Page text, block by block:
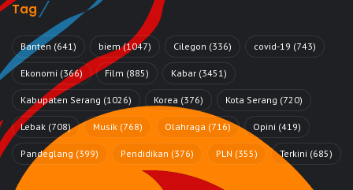
Tag
Banten (641) biem(1047) Cilegon (336) covid-19 (743)
Ekonomi (366) Film (885) Kabar (3451)
Kabupaten Serang (1026) Korea (376) Kota Serang (720)
Lebak (708) Musik (768) Olahraga (716) Opini (419)
Pandeglang (399) Pendidikan (376) PLN (355) Terkini (685)